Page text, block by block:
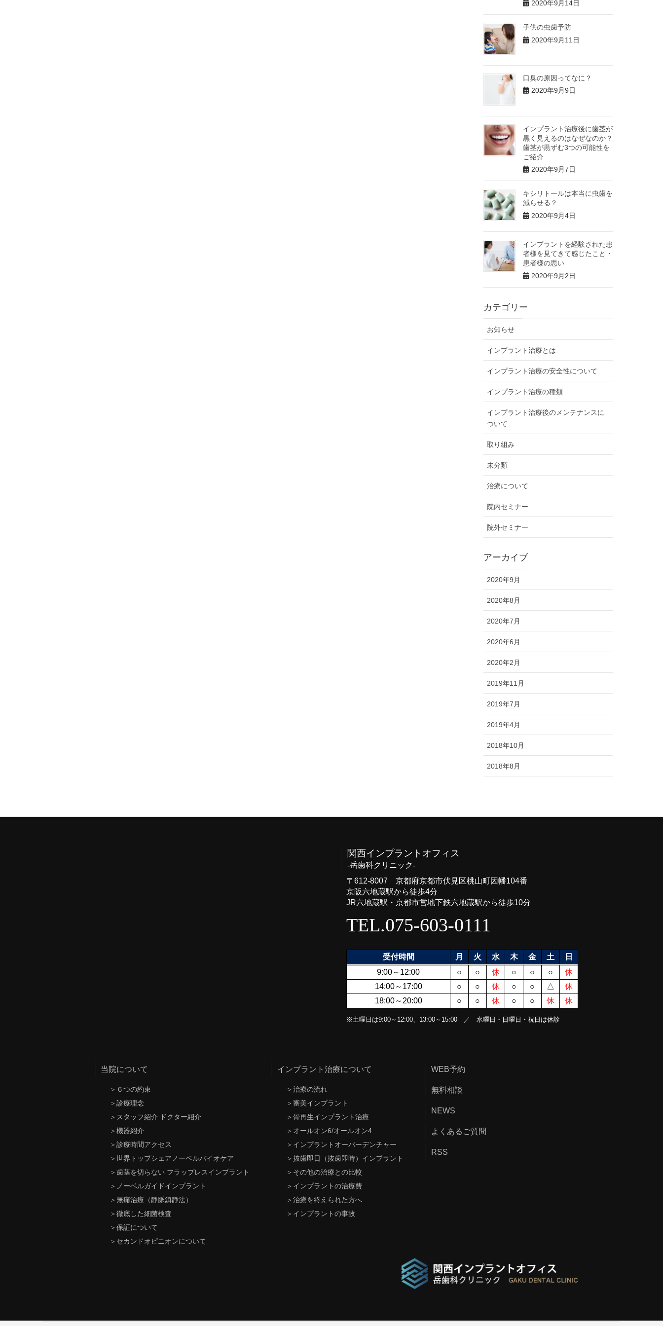
2020年9月14日
子供の虫歯予防
2020年9月11日
口臭の原因ってなに？
2020年9月9日
インプラント治療後に歯茎が
黒く見えるのはなぜなのか？
歯茎が黒ずむ3つの可能性を
ご紹介
2020年9月7日
キシリトールは本当に虫歯を
減らせる？
2020年9月4日
インプラントを経験された患
者様を見てきて感じたこと・
患者様の思い
2020年9月2日
カテゴリー
お知らせ
インプラント治療とは
インプラント治療の安全性について
インプラント治療の種類
インプラント治療後のメンテナンスに
ついて
取り組み
未分類
治療について
院内セミナー
院外セミナー
アーカイブ
2020年9月
2020年8月
2020年7月
2020年6月
2020年2月
2019年11月
2019年7月
2019年4月
2018年10月
2018年8月
関西インプラントオフィス
-岳歯科クリニック-
〒612-8007 京都府京都市伏見区桃山町因幡104番
京阪六地蔵駅から徒歩4分
JR六地蔵駅・京都市営地下鉄六地蔵駅から徒歩10分
TEL.075-603-0111
受付時間 月 火 水 木 金 土
日
9:00～12:00
○ ○ 休 ○ ○ ○
休
14:00～17:00
○ ○ 休 ○ ○ △
休
18:00～20:00
○ ○ 休 ○ ○ 休 休
※土曜日は9:00～12:00、13:00～15:00 ／ 水曜日・日曜日・祝日は休診
当院について
＞ ６つの約束
＞診療理念
＞ スタッフ紹介 ドクター紹介
＞機器紹介
＞診療時間アクセス
＞世界トップシェアノーベルバイオケア
＞歯茎を切らない フラップレスインプラント
＞ ノーベルガイドインプラント
＞無痛治療（静脈鎮静法）
＞徹底した細菌検査
＞保証について
＞ セカンドオピニオンについて
インプラント治療について
＞治療の流れ
＞審美インプラント
＞骨再生インプラント治療
＞ オールオン6/オールオン4
＞ インプラントオーバーデンチャー
＞抜歯即日（抜歯即時）インプラント
＞ その他の治療との比較
＞ インプラントの治療費
＞治療を終えられた方へ
＞ インプラントの事故
WEB予約
無料相談
NEWS
よくあるご質問
RSS